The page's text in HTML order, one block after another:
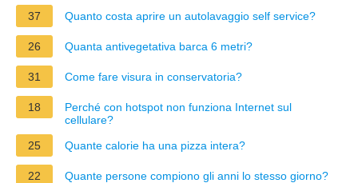
37 Quanto costa aprire un autolavaggio self service?
26 Quanta antivegetativa barca 6 metri?
31 Come fare visura in conservatoria?
18
Perché con hotspot non funziona Internet sul
cellulare?
25
Quante calorie ha una pizza intera?
22 Quante persone compiono gli anni lo stesso giorno?